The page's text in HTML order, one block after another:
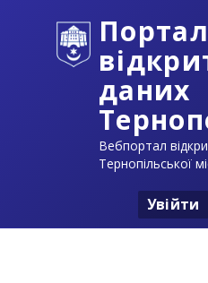
Портал
даних
Вебпортал
Тернопільської
Увійти